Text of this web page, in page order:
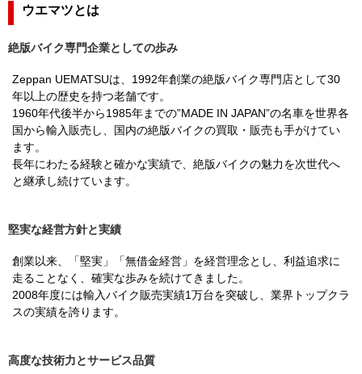
ウエマツとは
絶版バイク専門企業としての歩み
Zeppan UEMATSUは、1992年創業の絶版バイク専門店として30
年以上の歴史を持つ老舗です。
1960年代後半から1985年までの”MADE IN JAPAN”の名車を世界各
国から輸入販売し、国内の絶版バイクの買取・販売も手がけてい
ます。
長年にわたる経験と確かな実績で、絶版バイクの魅力を次世代へ
と継承し続けています。
堅実な経営方針と実績
創業以来、「堅実」「無借金経営」を経営理念とし、利益追求に
走ることなく、確実な歩みを続けてきました。
2008年度には輸入バイク販売実績1万台を突破し、業界トップクラ
スの実績を誇ります。
高度な技術力とサービス品質